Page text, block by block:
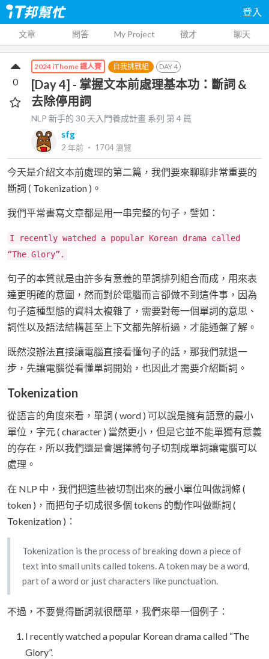
登入
文章 問答 My Project 徵才 聊天
2024 iThome 鐵人賽 自我挑戰組 DAY4
[Day 4] - 掌握文本前處理基本功：斷詞 &
去除停用詞
NLP 新手的 30 天入門養成計畫 系列 第4 篇
sfg
2 年前 ‧ 1704瀏覽
0
今天是介紹文本前處理的第二篇，我們要來聊聊非常重要的
斷詞 ( Tokenization )。
我們平常書寫文章都是用一串完整的句子，譬如：
I recently watched a popular Korean drama called
“The Glory”.
句子的本質就是由許多有意義的單詞排列組合而成，用來表
達更明確的意圖，然而對於電腦而言卻做不到這件事，因為
句子這種型態的資料太複雜了，需要對每一個單詞的意思、
詞性以及語法結構甚至上下文都先解析過，才能通盤了解。
既然沒辦法直接讓電腦直接看懂句子的話，那我們就退一
步，先讓電腦從看懂單詞開始，也因此才需要介紹斷詞。
Tokenization
從語言的角度來看，單詞 ( word ) 可以說是擁有語意的最小
單位，字元 ( character ) 當然更小，但是它並不能單獨有意義
的存在，所以我們還是會選擇將句子切割成單詞讓電腦可以
處理。
在 NLP 中，我們把這些被切割出來的最小單位叫做詞條 (
token )，而把句子切成很多個 tokens 的動作叫做斷詞 (
Tokenization )：
Tokenization is the process of breaking down a piece of
text into small units called tokens. A token may be a word,
part of a word or just characters like punctuation.
不過，不要覺得斷詞就很簡單，我們來舉一個例子：
I recently watched a popular Korean drama called “The
Glory”.